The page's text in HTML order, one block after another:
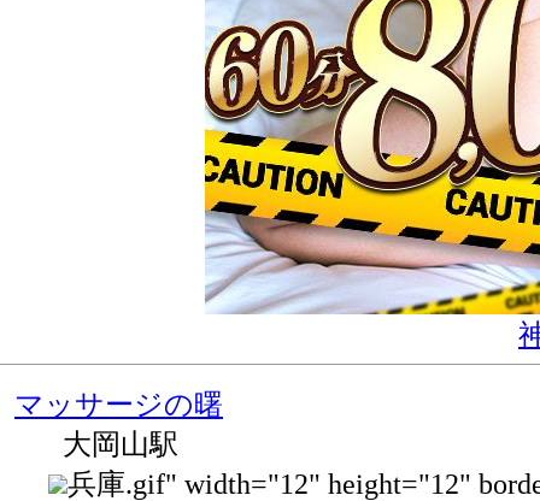
マッサージの曙
大岡山駅
兵庫.gif" width="12" height="12"